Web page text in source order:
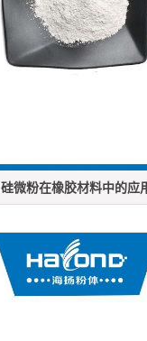
硅微粉在橡胶材料中的应